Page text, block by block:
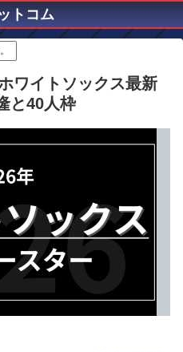
トコム
ワイトソックス最新
と40人枠